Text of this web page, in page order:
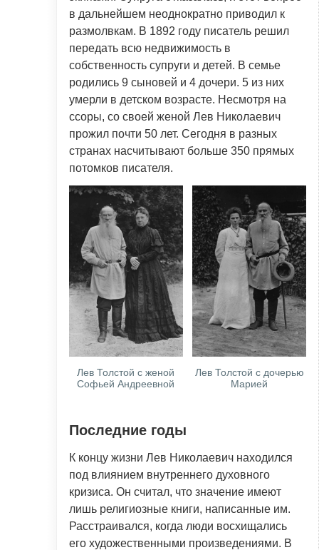
в дальнейшем неоднократно приводил к
размолвкам. В 1892 году писатель решил
передать всю недвижимость в
собственность супруги и детей. В семье
родились 9 сыновей и 4 дочери. 5 из них
умерли в детском возрасте. Несмотря на
ссоры, со своей женой Лев Николаевич
прожил почти 50 лет. Сегодня в разных
странах насчитывают больше 350 прямых
потомков писателя.
Лев Толстой с женой
Софьей Андреевной
Лев Толстой с дочерью
Марией
Последние годы
К концу жизни Лев Николаевич находился
под влиянием внутреннего духовного
кризиса. Он считал, что значение имеют
лишь религиозные книги, написанные им.
Расстраивался, когда люди восхищались
его художественными произведениями. В